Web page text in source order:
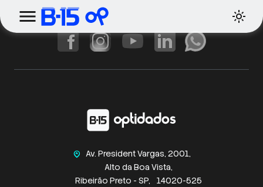
home_pin
Av. President Vargas, 2001,
Alto da Boa Vista,
Ribeirão Preto - SP,
14020-525